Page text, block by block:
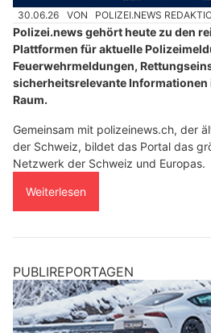
30.06.26 VON POLIZEI.NEWS
Polizei.news gehört heute zu den
Plattformen für aktuelle
Feuerwehrmeldungen,
sicherheitsrelevante
Raum.
Gemeinsam mit polizeinews.ch, der
der Schweiz, bildet das Portal das
Netzwerk der Schweiz und Europas.
Weiterlesen
PUBLIREPORTAGEN